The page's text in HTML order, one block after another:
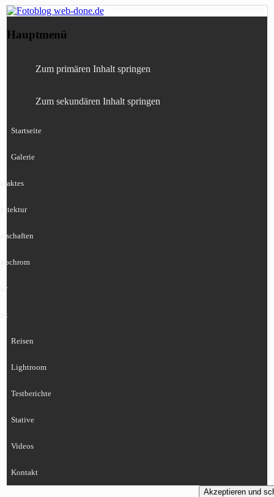
Fotoblog web-done.de
Canon, Nikon, Sony
Hauptmenü
Zum primären Inhalt springen
Zum sekundären Inhalt springen
Startseite
Galerie
Reisen
Lightroom
Testberichte
Stative
Videos
Kontakt